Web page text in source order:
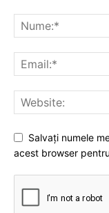
Salvați numele
acest browser